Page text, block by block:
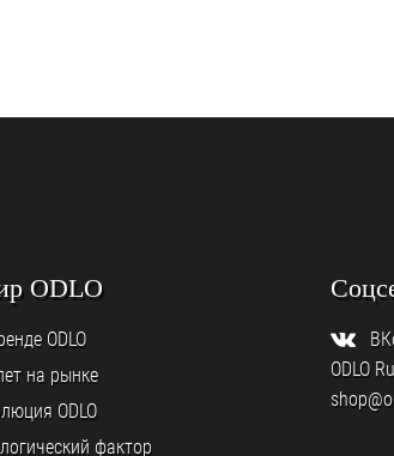
ODLO
ODLO
на рынке
ODLO
фактор
ODLO